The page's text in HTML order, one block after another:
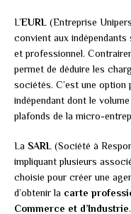
L’EURL (Entreprise
convient aux
et professionnel.
permet de déduire les
sociétés. C’est une option
indépendant dont le
plafonds de la micro-
La SARL (Société à
impliquant plusieurs
choisie pour créer une
d’obtenir la carte
Commerce et d’Industrie